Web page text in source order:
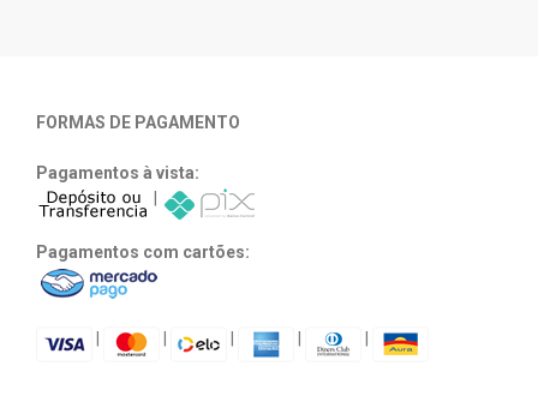
FORMAS DE PAGAMENTO
Pagamentos à vista:
Pagamentos com cartões: